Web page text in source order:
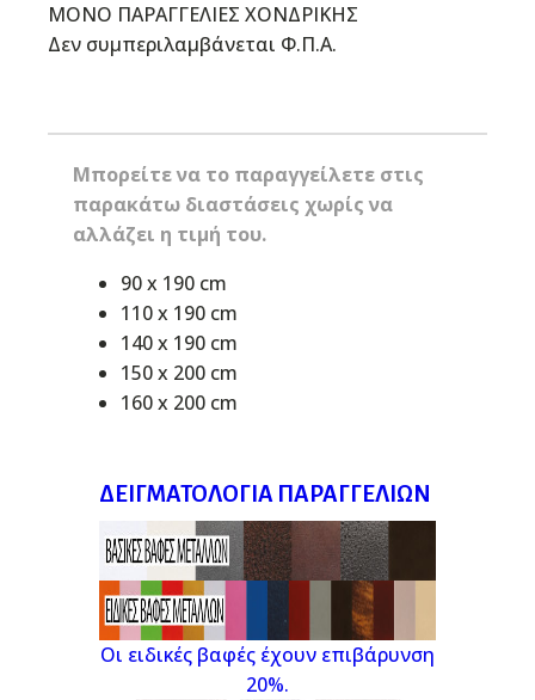
ΜΟΝΟ ΠΑΡΑΓΓΕΛΙΕΣ ΧΟΝΔΡΙΚΗΣ
Δεν συμπεριλαμβάνεται Φ.Π.Α.
Μπορείτε να το παραγγείλετε στις
παρακάτω διαστάσεις χωρίς να
αλλάζει η τιμή του.
90 x 190 cm
110 x 190 cm
140 x 190 cm
150 x 200 cm
160 x 200 cm
ΔΕΙΓΜΑΤΟΛΌΓΙΑ ΠΑΡΑΓΓΕΛΙΏΝ
Οι ειδικές βαφές έχουν επιβάρυνση
20%.